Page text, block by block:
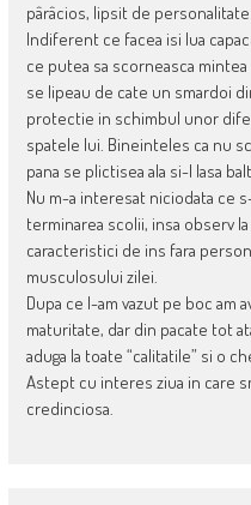
pârâcios, lipsit de
Indiferent ce facea isi lua
ce putea sa scorneasca
se lipeau de cate un smardoi
protectie in schimbul unor
spatele lui. Bineinteles ca nu
pana se plictisea ala si-l lasa
Nu m-a interesat niciodata ce
terminarea scolii, insa observ
caracteristici de ins fara
musculosului zilei.
Dupa ce l-am vazut pe boc am
maturitate, dar din pacate tot
aduga la toate “calitatile” si o
Astept cu interes ziua in care
credinciosa.